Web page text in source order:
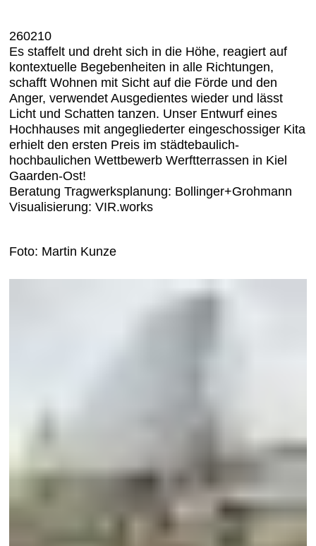
260210
Es staffelt und dreht sich in die Höhe, reagiert auf
kontextuelle Begebenheiten in alle Richtungen,
schafft Wohnen mit Sicht auf die Förde und den
Anger, verwendet Ausgedientes wieder und lässt
Licht und Schatten tanzen. Unser Entwurf eines
Hochhauses mit angegliederter eingeschossiger Kita
erhielt den ersten Preis im städtebaulich-
hochbaulichen Wettbewerb Werftterrassen in Kiel
Gaarden-Ost!
Beratung Tragwerksplanung: Bollinger+Grohmann
Visualisierung: VIR.works
Foto: Martin Kunze